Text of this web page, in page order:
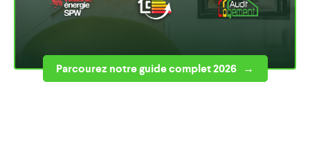
Parcourez notre guide complet 2026 →